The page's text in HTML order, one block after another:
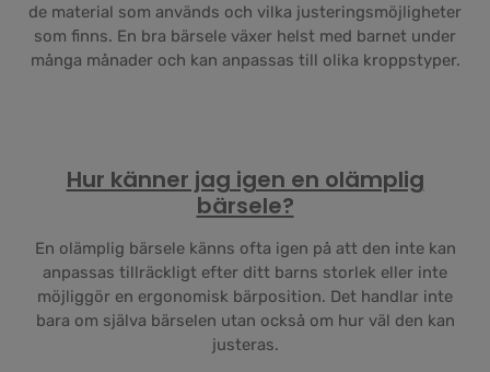
de material som används och vilka justeringsmöjligheter
som finns. En bra bärsele växer helst med barnet under
många månader och kan anpassas till olika kroppstyper.
Hur känner jag igen en olämplig
bärsele?
En olämplig bärsele känns ofta igen på att den inte kan
anpassas tillräckligt efter ditt barns storlek eller inte
möjliggör en ergonomisk bärposition. Det handlar inte
bara om själva bärselen utan också om hur väl den kan
justeras.